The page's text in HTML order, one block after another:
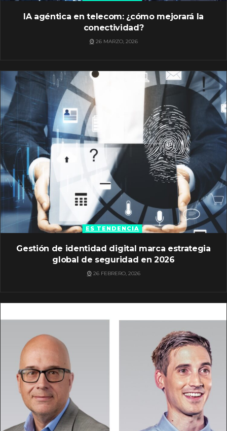
IA agéntica en telecom: ¿cómo mejorará la
conectividad?
26 MARZO, 2026
ES TENDENCIA
Gestión de identidad digital marca estrategia
global de seguridad en 2026
26 FEBRERO, 2026